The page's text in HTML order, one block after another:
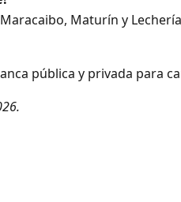
Maturín y
pública y privada para